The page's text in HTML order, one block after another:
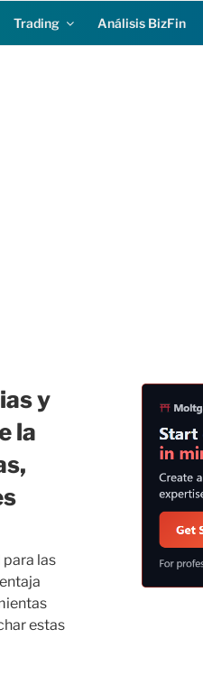
Trading Análisis BizFin
y
la
las
estas